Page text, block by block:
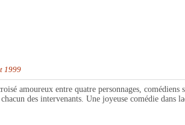
1999
amoureux entre quatre personnages,
des intervenants. Une joyeuse comédie dans